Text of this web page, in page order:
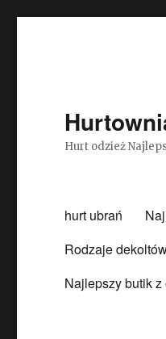
Hurt odzież
hurt ubrań
Rodzaje
Najlepszy butik